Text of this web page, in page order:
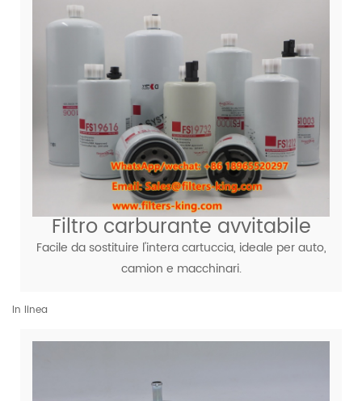
Filtro carburante avvitabile
Facile da sostituire l'intera cartuccia, ideale per auto,
camion e macchinari.
In linea